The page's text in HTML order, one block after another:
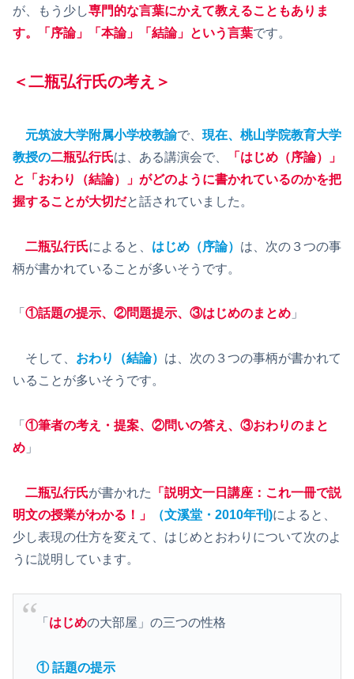
が、もう少し専門的な言葉にかえて教えることもありま
す。「序論」「本論」「結論」という言葉です。
＜二瓶弘行氏の考え＞
元筑波大学附属小学校教諭で、 現在、桃山学院教育大学
教授の二瓶弘行氏は、ある講演会で、
「はじめ（序論）」
と「おわり（結論）」がどのように書かれているのかを把
握することが大切だと話されていました。
二瓶弘行氏によると、 はじめ（序論） は、次の３つの事
柄が書かれていることが多いそうです。
「 ①話題の提示、②問題提示、③はじめのまとめ 」
そして、 おわり（結論） は、次の３つの事柄が書かれて
いることが多いそうです。
「 ①筆者の考え・提案、②問いの答え、③おわりのまと
め 」
二瓶弘行氏が書かれた
「説明文一日講座：これ一冊で説
明文の授業がわかる！」
（文溪堂・2010年刊)によると、
少し表現の仕方を変えて、はじめとおわりについて次のよ
うに説明しています。
「 はじめの大部屋」の三つの性格
① 話題の提示